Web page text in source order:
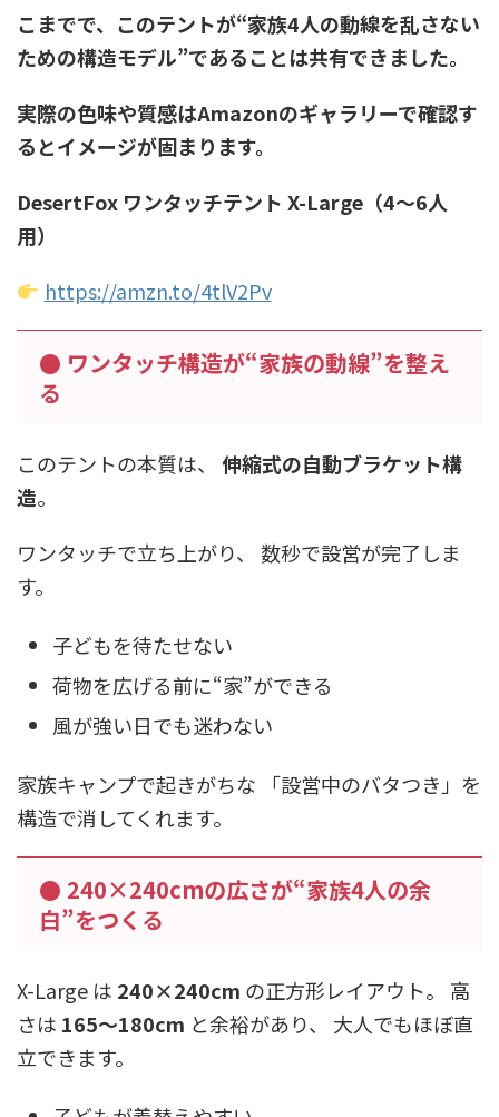
こまでで、このテントが“家族4人の動線を乱さない
ための構造モデル”であることは共有できました。
実際の色味や質感はAmazonのギャラリーで確認す
るとイメージが固まります。
DesertFox ワンタッチテント X-Large（4〜6人
用）
https://amzn.to/4tlV2Pv
● ワンタッチ構造が“家族の動線”を整え
る
このテントの本質は、 伸縮式の自動ブラケット構
造。
ワンタッチで立ち上がり、 数秒で設営が完了しま
す。
子どもを待たせない
荷物を広げる前に“家”ができる
風が強い日でも迷わない
家族キャンプで起きがちな 「設営中のバタつき」を
構造で消してくれます。
● 240×240cmの広さが“家族4人の余
白”をつくる
X-Large は 240×240cm の正方形レイアウト。 高
さは 165〜180cm と余裕があり、 大人でもほぼ直
立できます。